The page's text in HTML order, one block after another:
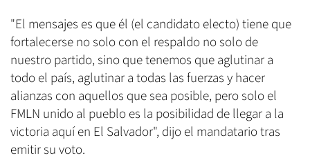
"El mensajes es que él (el candidato electo) tiene que
fortalecerse no solo con el respaldo no solo de
nuestro partido, sino que tenemos que aglutinar a
todo el país, aglutinar a todas las fuerzas y hacer
alianzas con aquellos que sea posible, pero solo el
FMLN unido al pueblo es la posibilidad de llegar a la
victoria aquí en El Salvador", dijo el mandatario tras
emitir su voto.